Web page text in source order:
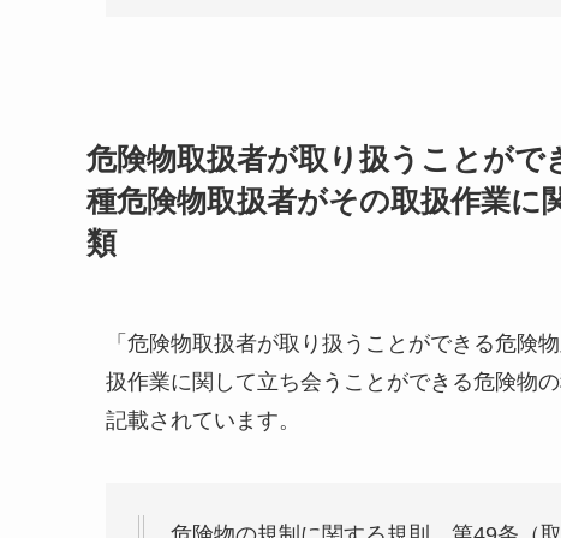
危険物取扱者が取り扱うことがで
種危険物取扱者がその取扱作業
類
「危険物取扱者が取り扱うことができる危険
扱作業に関して立ち会うことができる危険物
記載されています。